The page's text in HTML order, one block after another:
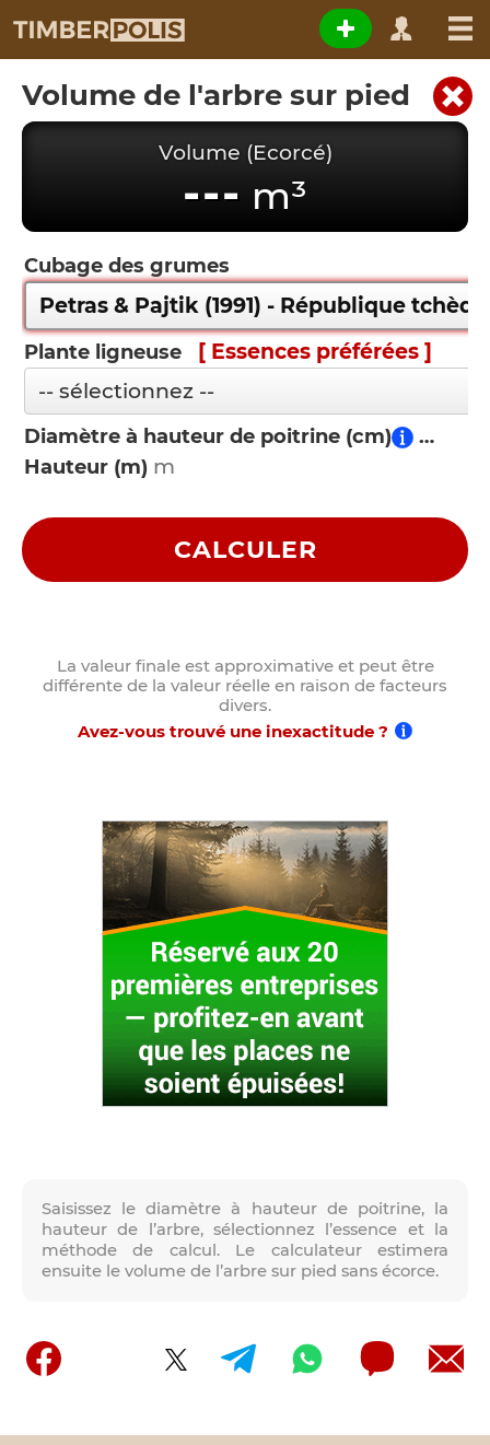
Volume de l'arbre sur pied
Saisissez le diamètre à hauteur de poitrine, la
hauteur de l’arbre, sélectionnez l’essence et la
méthode de calcul. Le calculateur estimera
ensuite le volume de l’arbre sur pied sans écorce.
Volume (Ecorcé)
--- m³
Cubage des grumes
Plante ligneuse [ Essences préférées ]
Diamètre à hauteur de poitrine (cm)
Hauteur (m)
CALCULER
La valeur finale est approximative et peut être
différente de la valeur réelle en raison de facteurs
divers.
Avez-vous trouvé une inexactitude ?